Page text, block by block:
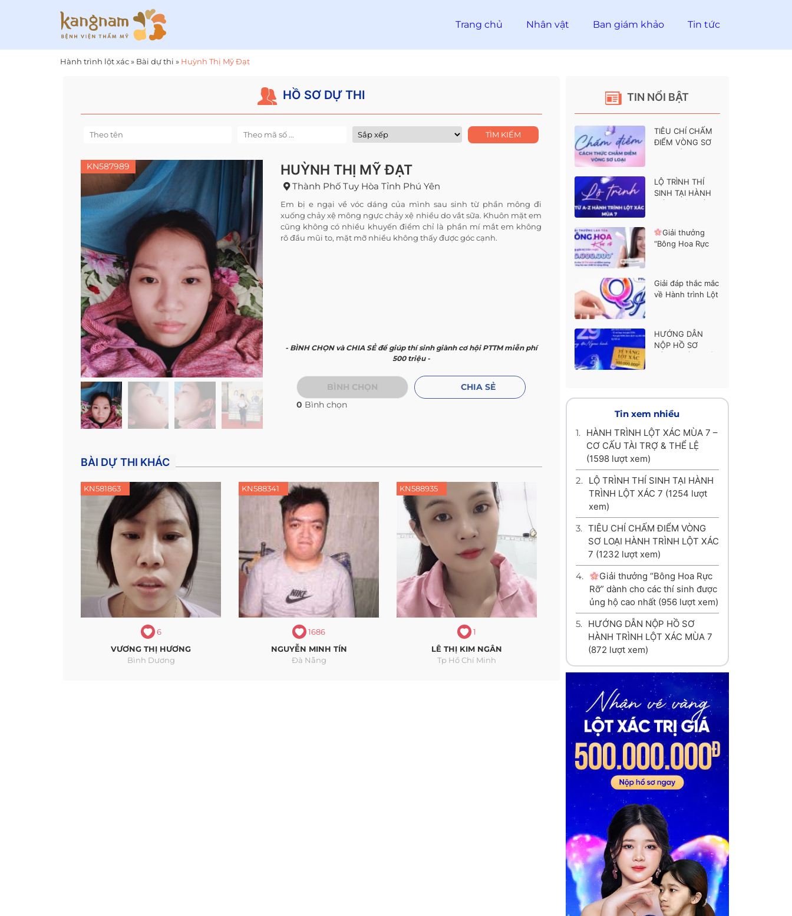
Trang chủ Nhân vật Ban giám khảo Tin tức
Hành trình lột xác» Bài dự thi » Huỳnh Thị Mỹ Đạt
TIN NỔI BẬT
TIÊU CHÍ CHẤM
ĐIỂM VÒNG SƠ
LỘ TRÌNH THÍ
SINH TẠI HÀNH
Giải thưởng
“Bông Hoa Rực
Giải đáp thắc mắc
về Hành trình Lột
HƯỚNG DẪN
NỘP HỒ SƠ
Tin xem nhiều
1.
HÀNH TRÌNH LỘT XÁC MÙA 7 –
CƠ CẤU TÀI TRỢ & THỂ LỆ
(1598 lượt xem)
2.
LỘ TRÌNH THÍ SINH TẠI HÀNH
TRÌNH LỘT XÁC 7 (1254 lượt
xem)
3. TIÊU CHÍ CHẤM ĐIỂM VÒNG
SƠ LOẠI HÀNH TRÌNH LỘT XÁC
7 (1232 lượt xem)
4.
Giải thưởng “Bông Hoa Rực
Rỡ” dành cho các thí sinh được
ủng hộ cao nhất (956 lượt xem)
5.
HƯỚNG DẪN NỘP HỒ SƠ
HÀNH TRÌNH LỘT XÁC MÙA 7
(872 lượt xem)
HỒ SƠ DỰ THI
KN587989 HUỲNH THỊ MỸ ĐẠT
Thành Phố Tuy Hòa Tỉnh Phú Yên
Em bị e ngại về vóc dáng của mình sau sinh từ phần mông đi
xuống chảy xệ mông ngực chảy xệ nhiều do vắt sữa. Khuôn mặt em
cũng không có nhiều khuyến điểm chỉ là phần mí mắt em không
rõ đầu mũi to, mặt mỡ nhiều không thấy được góc cạnh.
- BÌNH CHỌN và CHIA SẺ để giúp thí sinh giành cơ hội PTTM miễn phí
500 triệu -
BÌNH CHỌN
0 Bình chọn
CHIA SẺ
BÀI DỰ THI KHÁC
KN581863
6
VƯƠNG THỊ HƯƠNG
Bình Dương
KN588341
1686
NGUYỄN MINH TÍN
Đà Nẵng
KN588935
1
LÊ THỊ KIM NGÂN
Tp Hồ Chí Minh